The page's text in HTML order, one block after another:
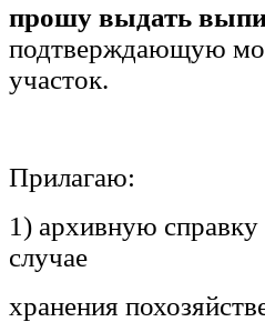
прошу выдать
подтверждающую
участок.
Прилагаю:
1) архивную
случае
хранения